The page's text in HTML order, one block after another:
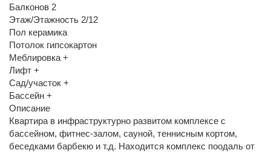
Балконов 2
Этаж/Этажность 2/12
Пол керамика
Потолок гипсокартон
Меблировка +
Лифт +
Сад/участок +
Бассейн +
Описание
Квартира в инфраструктурно развитом комплексе с
бассейном, фитнес-залом, сауной, теннисным кортом,
беседками барбекю и т.д. Находится комплекс поодаль от